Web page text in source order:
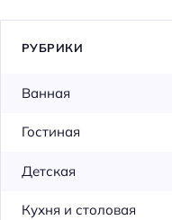
РУБРИКИ
Ванная
Гостиная
Детская
Кухня и столовая